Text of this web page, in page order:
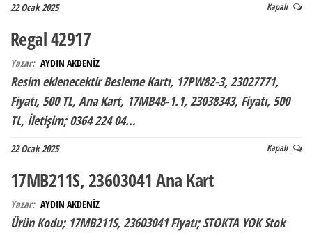
22 Ocak 2025 Kapalı
Regal 42917
Yazar: AYDIN AKDENİZ
Resim eklenecektir Besleme Kartı, 17PW82-3, 23027771,
Fiyatı, 500 TL, Ana Kart, 17MB48-1.1, 23038343, Fiyatı, 500
TL, İletişim; 0364 224 04…
22 Ocak 2025 Kapalı
17MB211S, 23603041 Ana Kart
Yazar: AYDIN AKDENİZ
Ürün Kodu; 17MB211S, 23603041 Fiyatı; STOKTA YOK Stok